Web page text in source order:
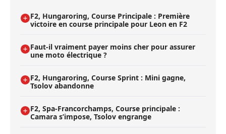
F2, Hungaroring, Course Principale : Première
victoire en course principale pour Leon en F2
Faut-il vraiment payer moins cher pour assurer
une moto électrique ?
F2, Hungaroring, Course Sprint : Mini gagne,
Tsolov abandonne
F2, Spa-Francorchamps, Course principale :
Camara s’impose, Tsolov engrange